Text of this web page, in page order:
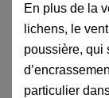
En plus de la
lichens, le
poussière, qui
particulier